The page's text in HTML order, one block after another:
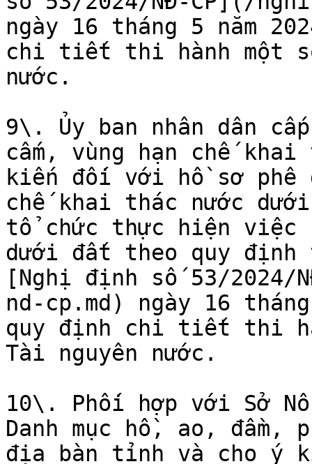
ngày 16 tháng 5 năm
chi tiết thi hành một
nước.
9\. Ủy ban nhân dân
cấm, vùng hạn chế
kiến đối với hồ sơ phê
chế khai thác nước
tổ chức thực hiện việc
dưới đất theo quy định
[Nghị định số 53/2024/
nd-cp.md) ngày 16
quy định chi tiết thi
Tài nguyên nước.
10\. Phối hợp với Sở
Danh mục hồ, ao, đầm,
địa bàn tỉnh và cho ý